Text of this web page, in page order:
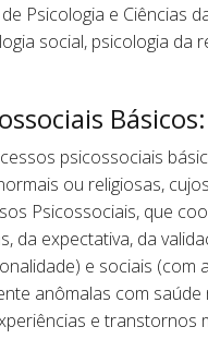
Psicologia e Ciências
social, psicologia
psicossociais
ou religiosas,
Psicossociais, que
da expectativa, da
e sociais (com
anômalas com
e transtornos